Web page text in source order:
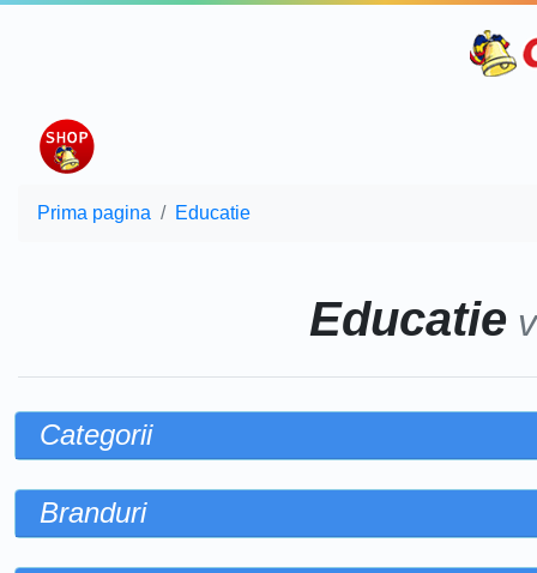
Prima pagina Educatie
Educatie
Categorii
Branduri